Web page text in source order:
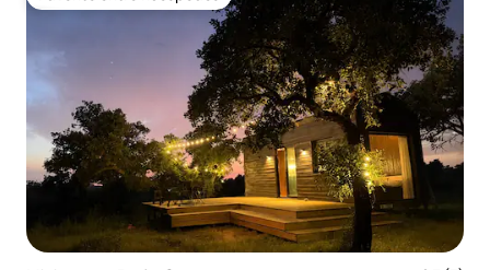
Favorito entre huéspedes